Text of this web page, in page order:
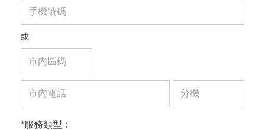
或
*服務類型：